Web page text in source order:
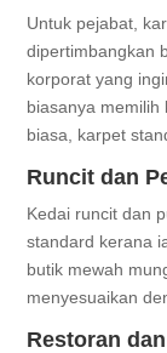
Untuk pejabat,
dipertimbangkan
korporat yang
biasanya memilih
biasa, karpet
Runcit dan
Kedai runcit dan
standard kerana
butik mewah
menyesuaikan
Restoran